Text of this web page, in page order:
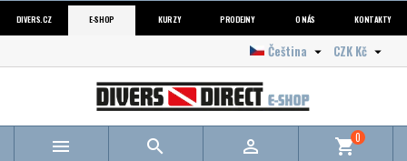
DIVERS.CZ E-SHOP KURZY PRODEJNY O NÁS KONTAKTY
CZK Kč 
Čeština 
   shopping_cart0